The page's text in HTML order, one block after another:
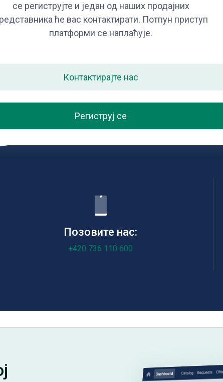
се региструјте и један од наших продајних
ће вас контактирати. Потпун приступ
платформи се наплаћује.
Контактирајте нас
Региструј се
Позовите нас:
+420 736 110 600